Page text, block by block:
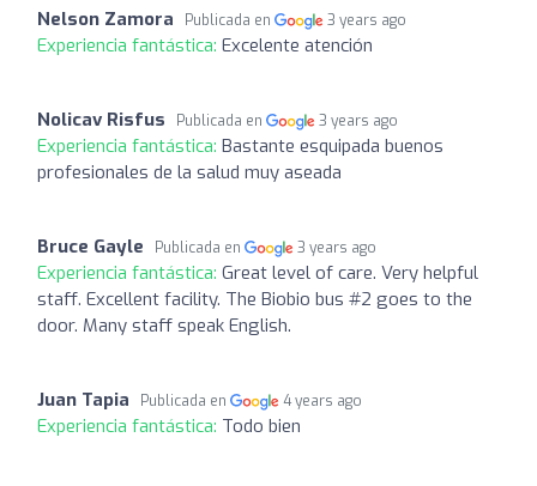
Nelson Zamora Publicada en 3 years ago
Experiencia fantástica: Excelente atención
Nolicav Risfus Publicada en 3 years ago
Experiencia fantástica: Bastante esquipada buenos
profesionales de la salud muy aseada
Bruce Gayle Publicada en 3 years ago
Experiencia fantástica: Great level of care. Very helpful
staff. Excellent facility. The Biobio bus #2 goes to the
door. Many staff speak English.
Juan Tapia Publicada en 4 years ago
Experiencia fantástica: Todo bien